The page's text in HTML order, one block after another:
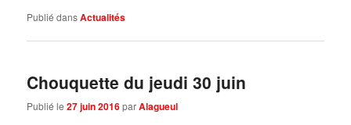
Publié dansActualités
Chouquette du jeudi 30 juin
Publié le27 juin 2016parAlagueul